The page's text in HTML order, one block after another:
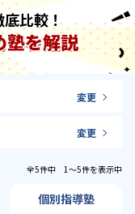
底比較！
塾を解説
変更
変更
全5件中 1〜5件を表示中
個別指導塾